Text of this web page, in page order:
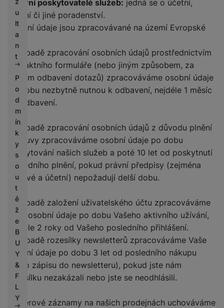
u
lt
a
n
t
P
o
d
m
ín
k
y
s
o
u
t
ě
ž
e
B
U
Y
&
F
L
Y
Externí poskytovatelé služeb: jedná se o účetní,
právní či jiné poradenství.
Osobní údaje jsou zpracovávané na území Evropské
unie.
V případě zpracování osobních údajů prostřednictvím
kontaktního formuláře (nebo jiným způsobem, za
účelem odbavení dotazů) zpracováváme osobní údaje
po dobu nezbytně nutnou k odbavení, nejdéle 1 měsíc
od odbavení.
V případě zpracování osobních údajů z důvodu plnění
smlouvy zpracováváme osobní údaje po dobu
poskytování našich služeb a poté 10 let od poskytnutí
posledního plnění, pokud právní předpisy (zejména
daňové a účetní) nepožadují delší dobu.
V případě založení uživatelského účtu zpracováváme
Vaše osobní údaje po dobu Vašeho aktivního užívání,
nejdéle 2 roky od Vašeho posledního přihlášení.
V případě rozesílky newsletterů zpracováváme Vaše
osobní údaje po dobu 3 let od posledního nákupu
(nebo zápisu do newsletteru), pokud jste nám
rozesílku nezakázali nebo jste se neodhlásili.
Kamerové záznamy na našich prodejnách uchováváme